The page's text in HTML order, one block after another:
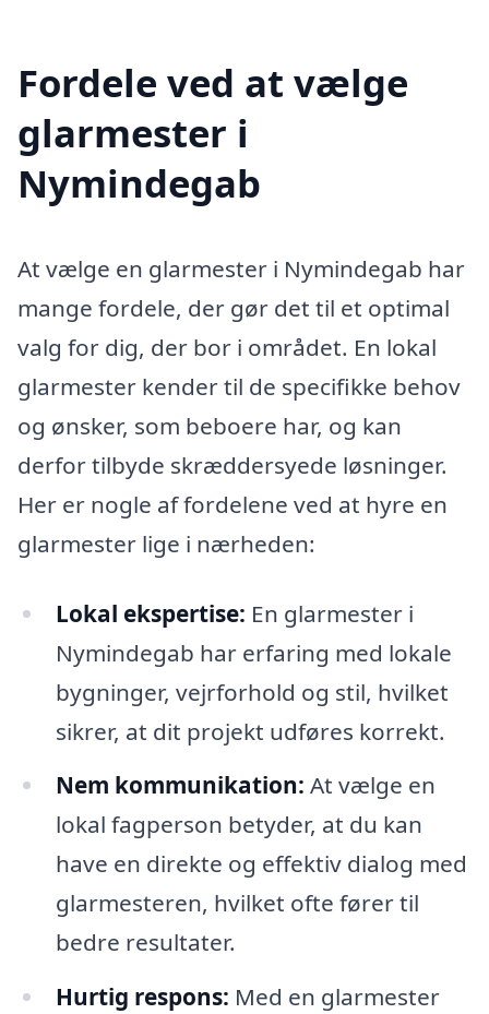
Fordele ved at vælge
glarmester i
Nymindegab
At vælge en glarmester i Nymindegab har
mange fordele, der gør det til et optimal
valg for dig, der bor i området. En lokal
glarmester kender til de specifikke behov
og ønsker, som beboere har, og kan
derfor tilbyde skræddersyede løsninger.
Her er nogle af fordelene ved at hyre en
glarmester lige i nærheden:
Lokal ekspertise: En glarmester i
Nymindegab har erfaring med lokale
bygninger, vejrforhold og stil, hvilket
sikrer, at dit projekt udføres korrekt.
Nem kommunikation: At vælge en
lokal fagperson betyder, at du kan
have en direkte og effektiv dialog med
glarmesteren, hvilket ofte fører til
bedre resultater.
Hurtig respons: Med en glarmester